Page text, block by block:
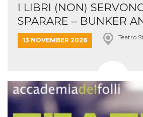
I LIBRI (NON)
SPARARE – BUNKER
13 NOVEMBER 2026 Teatro